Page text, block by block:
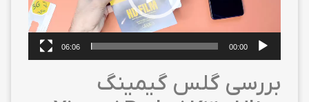
00:00
06:06
بررسی گلس گیمینگ